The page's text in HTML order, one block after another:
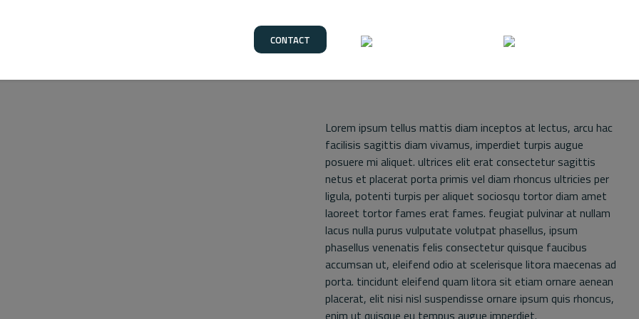
CONTACT
Lorem ipsum tellus mattis diam inceptos at lectus, arcu hac
facilisis sagittis diam vivamus, imperdiet turpis augue
posuere mi aliquet. ultrices elit erat consectetur sagittis
netus et placerat porta primis vel diam rhoncus ultricies per
ligula, potenti turpis per aliquet sociosqu tortor diam amet
laoreet tortor fames erat fames. feugiat pulvinar at nullam
lacus nulla purus vulputate volutpat phasellus, ipsum
phasellus venenatis felis consectetur quisque faucibus
accumsan ut, eleifend odio at scelerisque litora maecenas ad
porta. tincidunt eleifend quam litora sit etiam ornare aenean
placerat, elit nisi nisl suspendisse ornare ipsum quis rhoncus,
enim ut quisque eu tempus augue imperdiet.